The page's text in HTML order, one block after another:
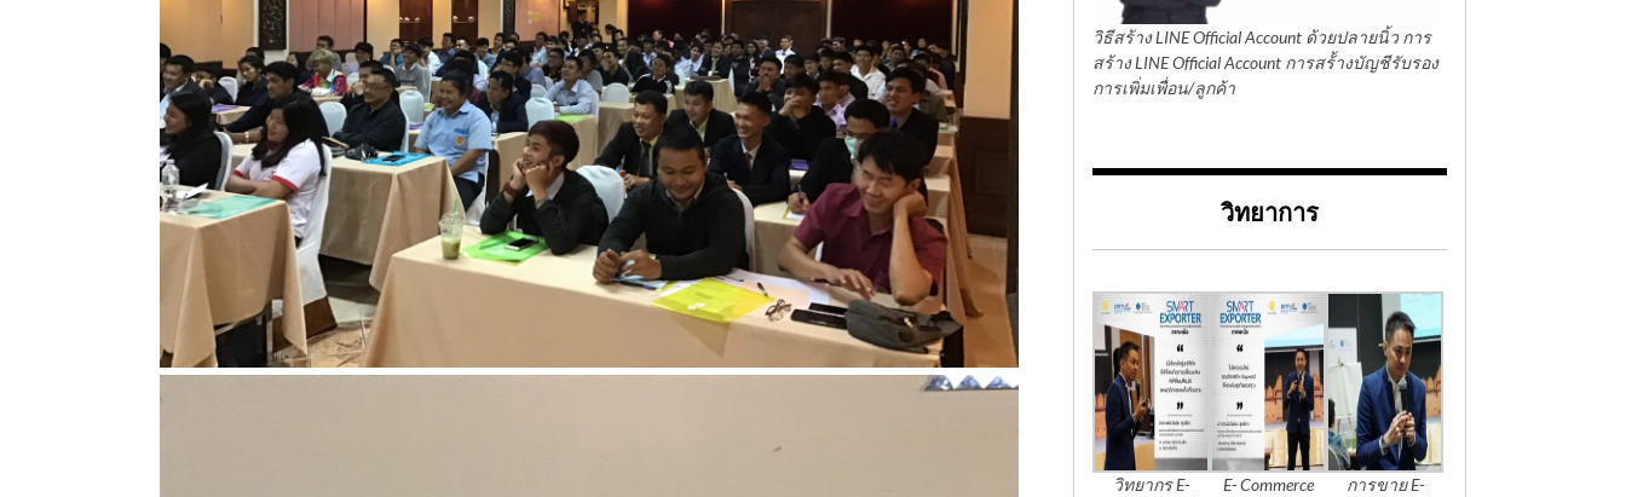
วิธีสร้าง LINE Official Account ด้วยปลายนิ้ว การ
สร้าง LINE Official Account การสร้้างบัญชีรับรอง
การเพิ่มเพื่อน/ลูกค้า
วิทยาการ
วิทยากร E-
E- Commerce
การขาย E-